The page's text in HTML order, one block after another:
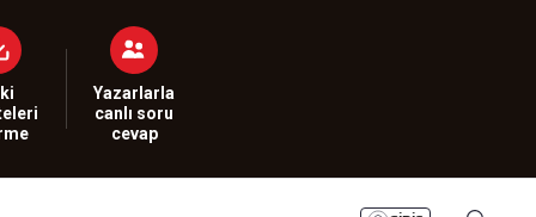
Yazarlarla
canlı soru
cevap
Bizim Sayfa
Namaz Vakitleri
Sesli Yayınlar